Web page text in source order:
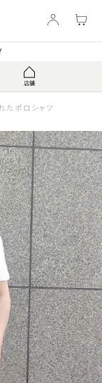
たポロシャツ